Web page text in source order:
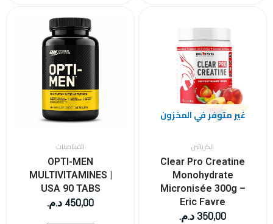
غير متوفر في المخزون
الكرياتين
Clear Pro Creatine
Monohydrate
Micronisée 300g –
Eric Favre
350,00د.م.
الفيتامينات
OPTI-MEN
MULTIVITAMINES |
USA 90 TABS
450,00 د.م.